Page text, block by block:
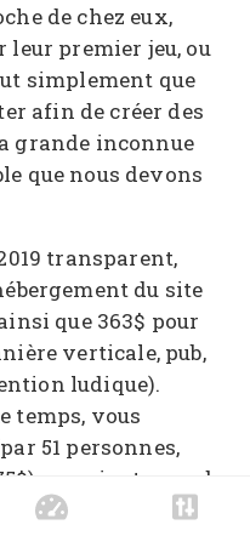
de chez eux,
premier jeu, ou
simplement que
afin de créer des
grande inconnue
que nous devons
transparent,
du site
que 363$ pour
verticale, pub,
ludique).
temps, vous
51 personnes,
ce qui est quand
On peut